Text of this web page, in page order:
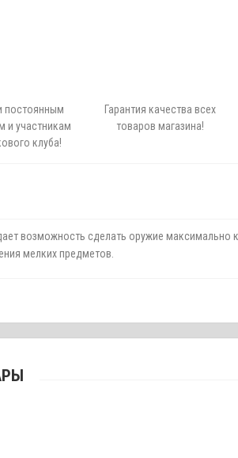
постоянным
и участникам
клуба!
Гарантия качества всех
товаров магазина!
возможность сделать оружие максимально
мелких предметов.